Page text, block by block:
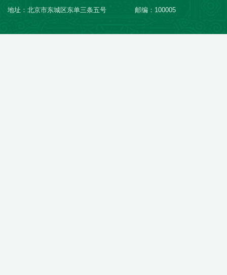
地址：北京市东城区东单三条五号 邮编：100005